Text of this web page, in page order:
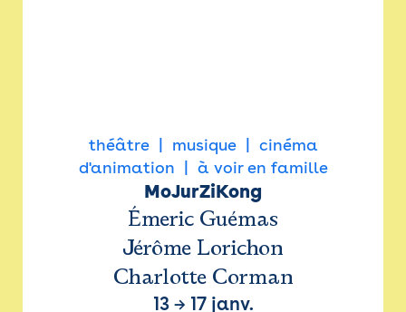
théâtre musique
cinéma
d'animation
à voir en famille
MoJurZiKong
Émeric Guémas
Jérôme Lorichon
Charlotte Corman
13→ 17 janv.